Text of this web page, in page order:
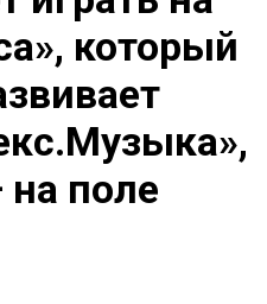
который
на поле